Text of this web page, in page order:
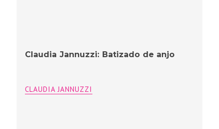
Claudia Jannuzzi: Batizado de anjo
CLAUDIA JANNUZZI